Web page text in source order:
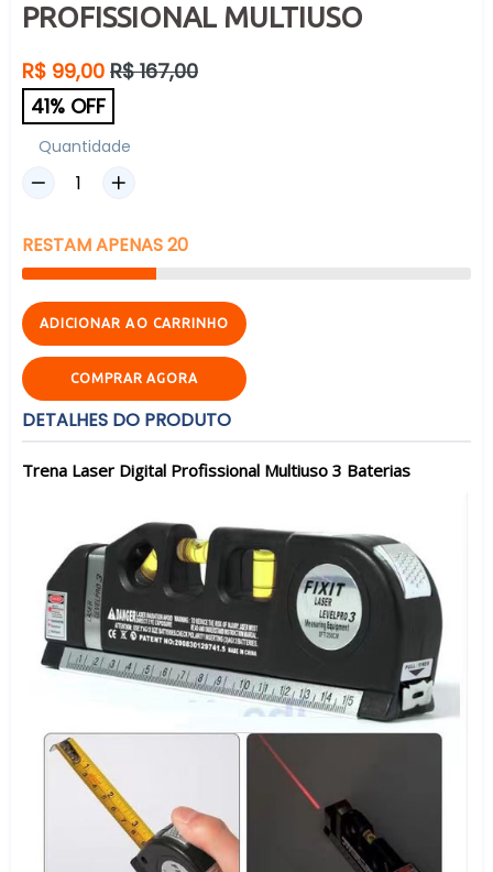
PROFISSIONAL MULTIUSO
Preço
normal
R$ 99,00 R$ 167,00
41% OFF
Quantidade
RESTAMAPENAS20
ADICIONAR AO CARRINHO
COMPRAR AGORA
DETALHES DO PRODUTO
Trena Laser Digital Profissional Multiuso 3 Baterias